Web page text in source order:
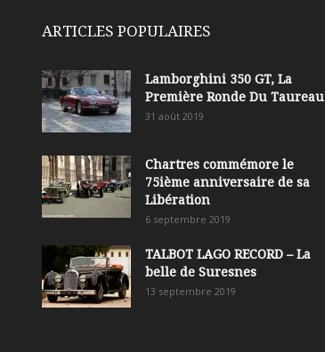
ARTICLES POPULAIRES
Lamborghini 350 GT, La
Première Ronde Du Taureau
31 août 2019
Chartres commémore le
75ième anniversaire de sa
Libération
6 septembre 2019
TALBOT LAGO RECORD – La
belle de Suresnes
13 septembre 2019